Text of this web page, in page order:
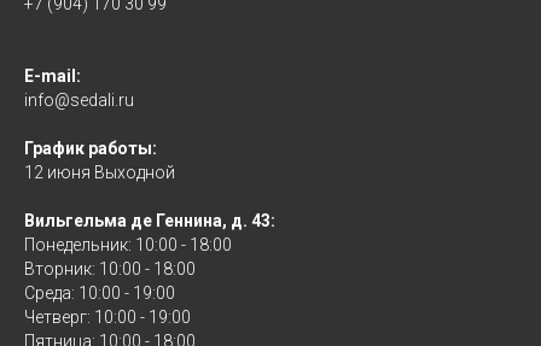
+7 (904) 170 30 99
E-mail:
info@sedali.ru
График работы:
12 июня Выходной
Вильгельма де Геннина, д. 43:
Понедельник: 10:00 - 18:00
Вторник: 10:00 - 18:00
Среда: 10:00 - 19:00
Четверг: 10:00 - 19:00
Пятница: 10:00 - 18:00